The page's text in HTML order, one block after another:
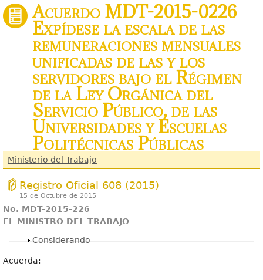
Acuerdo MDT-2015-0226
Expídese la escala de las
remuneraciones mensuales
unificadas de las y los
servidores bajo el Régimen
de la Ley Orgánica del
Servicio Público, de las
Universidades y Escuelas
Politécnicas Públicas
Ministerio del Trabajo
Registro Oficial 608 (2015)
15 de Octubre de 2015
No. MDT-2015-226
EL MINISTRO DEL TRABAJO
Mostrar
Considerando
Acuerda: